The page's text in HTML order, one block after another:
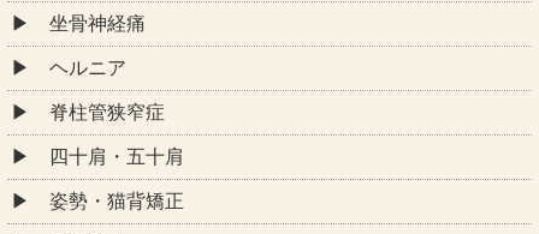
坐骨神経痛
ヘルニア
脊柱管狭窄症
四十肩・五十肩
姿勢・猫背矯正